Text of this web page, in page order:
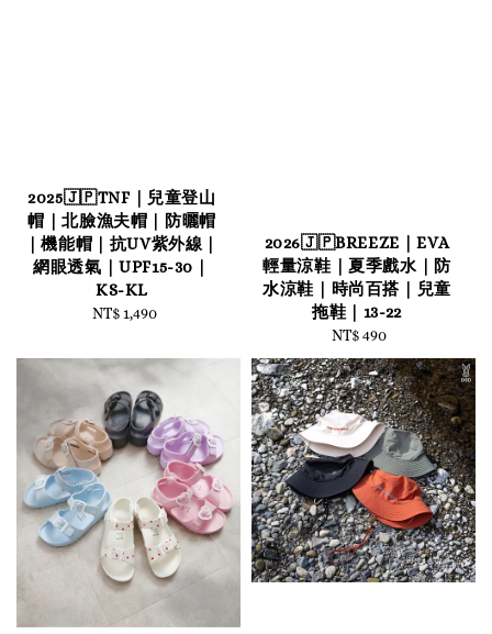
2025🇯🇵TNF｜兒童登山
帽｜北臉漁夫帽｜防曬帽
｜機能帽｜抗UV紫外線｜
網眼透氣｜UPF15-30｜
KS-KL
Regular
NT$ 1,490
2026🇯🇵BREEZE｜EVA
輕量涼鞋｜夏季戲水｜防
水涼鞋｜時尚百搭｜兒童
拖鞋｜13-22
Regular
price
NT$ 490